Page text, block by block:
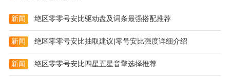
新闻 绝区零零号安比驱动盘及词条最强搭配推荐
新闻 绝区零零号安比抽取建议|零号安比强度详细介绍
新闻 绝区零零号安比四星五星音擎选择推荐